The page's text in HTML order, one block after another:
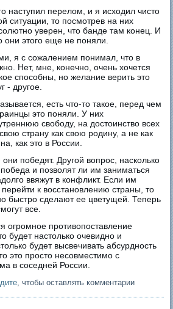
наступил перелом, и я исходил чисто
ситуации, то посмотрев на них
уверен, что банде там конец. И
они этого еще не поняли.
я с сожалением понимал, что в
Нет, мне, конечно, очень хочется
способны, но желание верить это
- другое.
есть что-то такое, перед чем
это поняли. У них
свободу, на достоинство всех
страну как свою родину, а не как
как это в России.
победят. Другой вопрос, насколько
и позволят ли им заниматься
ввяжут в конфликт. Если им
перейти к восстановлению страны, то
быстро сделают ее цветущей. Теперь
все.
огромное противопоставление
будет настолько очевидно и
будет высвечивать абсурдность
это просто несовместимо с
в соседней России.
, чтобы оставлять комментарии